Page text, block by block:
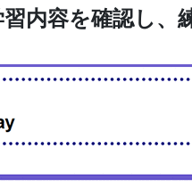
内容を確認し、